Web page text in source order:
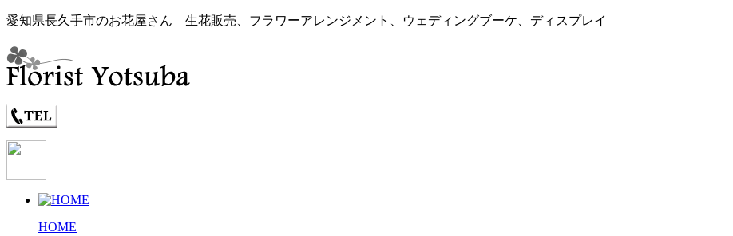
愛知県長久手市のお花屋さん 生花販売、フラワーアレンジメント、ウェディングブーケ、ディスプレイ
HOME